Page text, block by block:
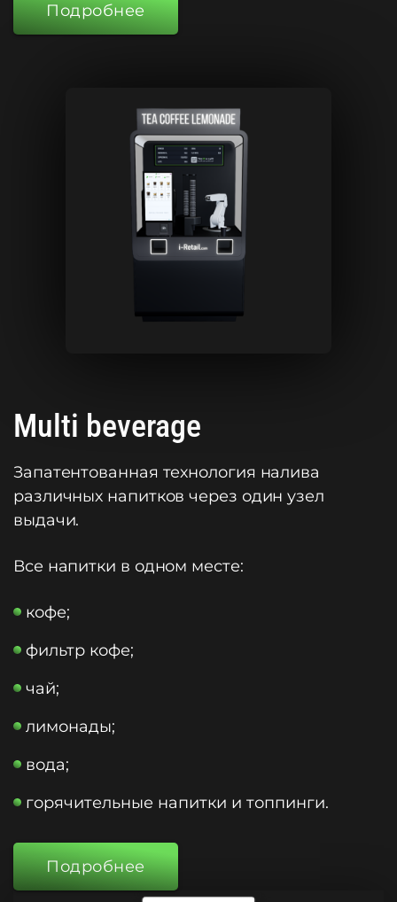
Подробнее
Multi beverage
Запатентованная технология налива
различных напитков через один узел
выдачи.
Все напитки в одном месте:
кофе;
фильтр кофе;
чай;
лимонады;
вода;
горячительные напитки и топпинги.
Подробнее